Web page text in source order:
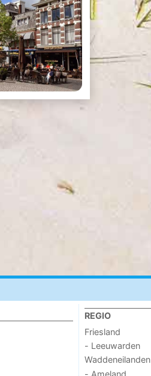
REGIO
Friesland
- Leeuwarden
Waddeneilanden
- Ameland